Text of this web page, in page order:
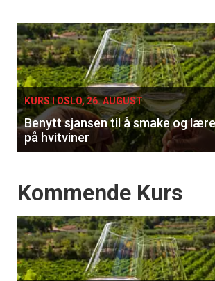
Events
single
KURS I OSLO, 26. AUGUST
Benytt sjansen til å smake og
på hvitviner
Events
Kommende Kurs